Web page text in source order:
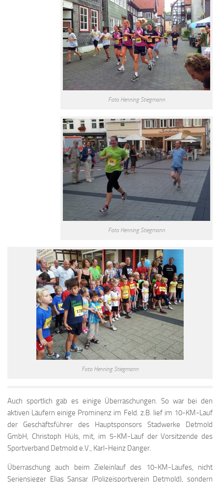
Foto Henning Stiegmann
Foto Henning Stiegmann
Foto Henning Stiegmann
Auch sportlich gab es einige Überraschungen. So war bei den
aktiven Läufern einige Prominenz im Feld. z.B. lief im 10-KM-Lauf
der Geschäftsführer des Hauptsponsors Stadwerke Detmold
GmbH, Christoph Hüls, mit, im 5-KM-Lauf der Vorsitzende des
Sportverband Detmold e.V., Karl-Heinz Danger.
Überraschung auch beim Zieleinlauf des 10-KM-Laufes, nicht
Seriensieger Elias Sansar (Polizeisportverein Detmold), sondern